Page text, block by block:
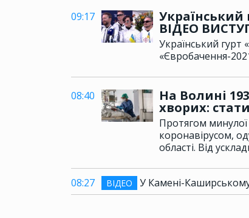
09:17
ВІДЕО
Український гурт
«Євробачення-
08:40 На Волині
хворих:
Протягом минулої
коронавірусом,
області. Від
08:27 ВІДЕО У Камені-